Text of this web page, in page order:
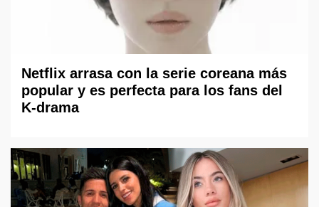
Netflix arrasa con la serie coreana más
popular y es perfecta para los fans del
K-drama